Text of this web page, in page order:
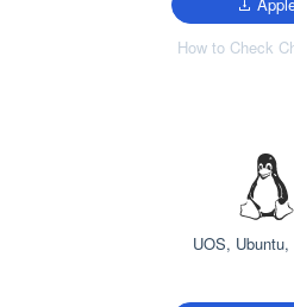
How to Check
UOS, Ubuntu,